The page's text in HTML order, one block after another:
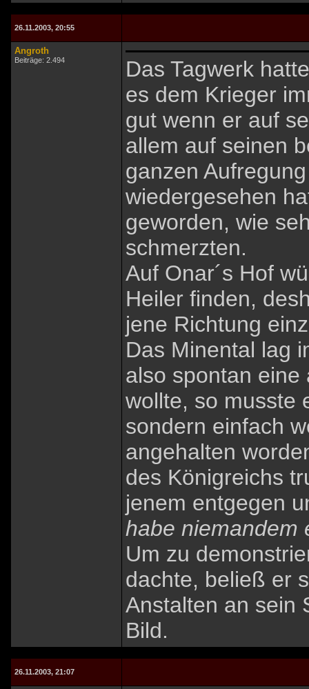
26.11.2003, 20:55
Angroth
Beiträge: 2.494
Das Tagwerk
es dem Krieger
gut wenn er auf
allem auf seinen
ganzen
wiedergesehen
geworden, wie
schmerzten.
Auf Onar´s Hof
Heiler finden,
jene Richtung
Das Minental lag
also spontan
wollte, so musste
sondern einfach
angehalten
des Königreichs
jenem entgegen
habe niemandem
Um zu
dachte, beließ er
Anstalten an sein
Bild.
26.11.2003, 21:07